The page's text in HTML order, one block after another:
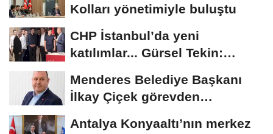
Kolları yönetimiyle buluştu
CHP İstanbul’da yeni
katılımlar... Gürsel Tekin:
Menderes Belediye Başkanı
İlkay Çiçek görevden
Antalya Konyaaltı’nın merkez